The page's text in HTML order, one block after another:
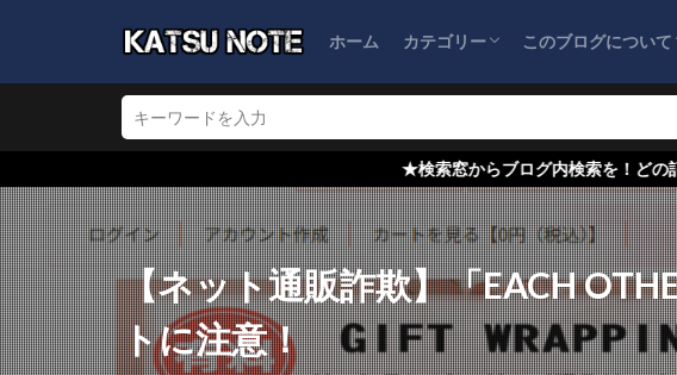
ホーム カテゴリー
ブログ運営
ネット通販詐欺
怪しい会社情報
このブログについて
サイトマップ
プライバシーポリ
お問い合わせ
『詐欺情報をまと
ださい！
★検索窓からブログ内検索を！どの記事でも結構ですので
【ネット通販詐欺】「EACH
トに注意！